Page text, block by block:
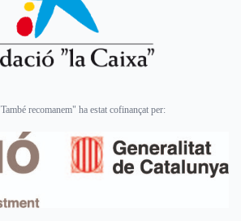
recomanem" ha estat cofinançat per: